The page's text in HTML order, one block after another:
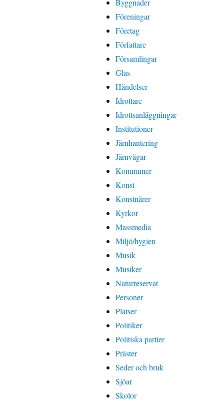
Byggnader
Föreningar
Företag
Författare
Församlingar
Glas
Händelser
Idrottare
Idrottsanläggningar
Institutioner
Järnhantering
Järnvägar
Kommuner
Konst
Konstnärer
Kyrkor
Massmedia
Miljö/hygien
Musik
Musiker
Naturreservat
Personer
Platser
Politiker
Politiska partier
Präster
Seder och bruk
Sjöar
Skolor